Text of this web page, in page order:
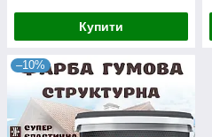
Купити
–10%